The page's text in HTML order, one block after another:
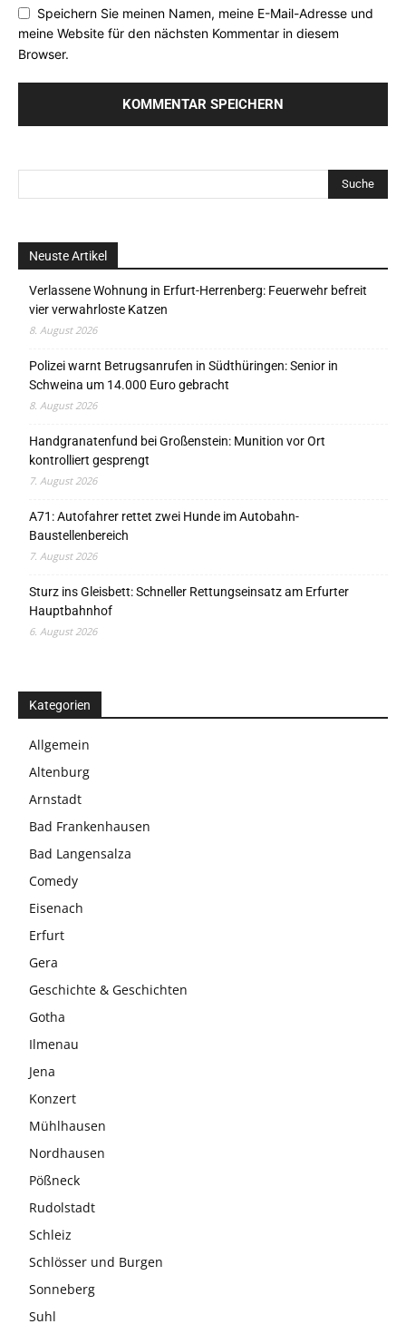
Speichern Sie meinen Namen, meine E-Mail-Adresse und
meine Website für den nächsten Kommentar in diesem
Browser.
Neuste Artikel
Verlassene Wohnung in Erfurt-Herrenberg: Feuerwehr befreit
vier verwahrloste Katzen
8. August 2026
Polizei warnt Betrugsanrufen in Südthüringen: Senior in
Schweina um 14.000 Euro gebracht
8. August 2026
Handgranatenfund bei Großenstein: Munition vor Ort
kontrolliert gesprengt
7. August 2026
A71: Autofahrer rettet zwei Hunde im Autobahn-
Baustellenbereich
7. August 2026
Sturz ins Gleisbett: Schneller Rettungseinsatz am Erfurter
Hauptbahnhof
6. August 2026
Kategorien
Allgemein
Altenburg
Arnstadt
Bad Frankenhausen
Bad Langensalza
Comedy
Eisenach
Erfurt
Gera
Geschichte & Geschichten
Gotha
Ilmenau
Jena
Konzert
Mühlhausen
Nordhausen
Pößneck
Rudolstadt
Schleiz
Schlösser und Burgen
Sonneberg
Suhl